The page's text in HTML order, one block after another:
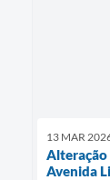
13 MAR
Alteração
Avenida